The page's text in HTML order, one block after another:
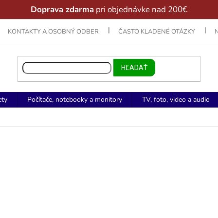
Doprava zdarma pri objednávke nad 200€
KONTAKTY A OSOBNÝ ODBER ČASTO KLADENÉ OTÁZKY
HĽADAŤ
Počítače, notebooky a monitory TV, foto, video a audio